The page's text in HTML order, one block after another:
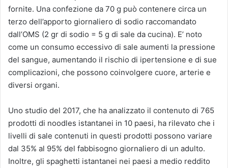
fornite. Una confezione da 70 g può contenere circa un
terzo dell’apporto giornaliero di sodio raccomandato
dall’OMS (2 gr di sodio = 5 g di sale da cucina). E’ noto
come un consumo eccessivo di sale aumenti la pressione
del sangue, aumentando il rischio di ipertensione e di sue
complicazioni, che possono coinvolgere cuore, arterie e
diversi organi.
Uno studio del 2017, che ha analizzato il contenuto di 765
prodotti di noodles istantanei in 10 paesi, ha rilevato che i
livelli di sale contenuti in questi prodotti possono variare
dal 35% al 95% del fabbisogno giornaliero di un adulto.
Inoltre, gli spaghetti istantanei nei paesi a medio reddito